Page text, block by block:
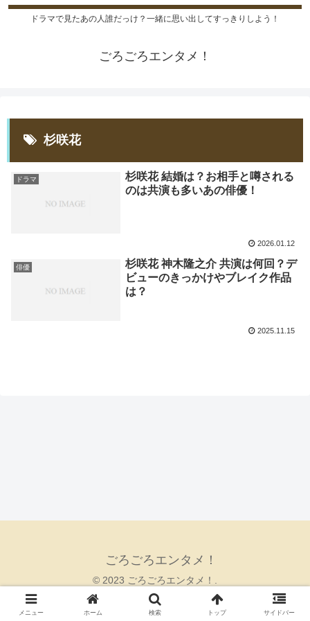
ドラマで見たあの人誰だっけ？一緒に思い出してすっきりしよう！
ごろごろエンタメ！
杉咲花
ドラマ
杉咲花 結婚は？お相手と噂される
のは共演も多いあの俳優！
2026.01.12
俳優
杉咲花 神木隆之介 共演は何回？デ
ビューのきっかけやブレイク作品
は？
2025.11.15
ごろごろエンタメ！
© 2023 ごろごろエンタメ！.
メニュー ホーム 検索 トップ サイドバー